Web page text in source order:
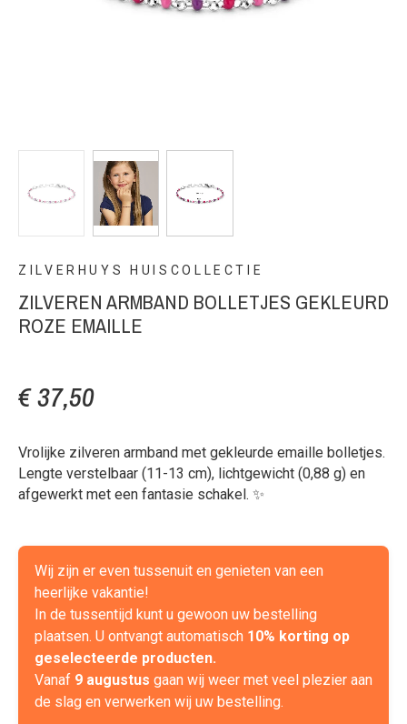
ZILVERHUYS HUISCOLLECTIE
ZILVEREN ARMBAND BOLLETJES GEKLEURD
ROZE EMAILLE
€ 37,50
Vrolijke zilveren armband met gekleurde emaille bolletjes.
Lengte verstelbaar (11-13 cm), lichtgewicht (0,88 g) en
afgewerkt met een fantasie schakel. ✨
Wij zijn er even tussenuit en genieten van een
heerlijke vakantie!
In de tussentijd kunt u gewoon uw bestelling
plaatsen. U ontvangt automatisch 10% korting op
geselecteerde producten.
Vanaf 9 augustus gaan wij weer met veel plezier aan
de slag en verwerken wij uw bestelling.